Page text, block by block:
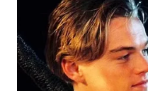
DAIRI
DANAU
TOBA